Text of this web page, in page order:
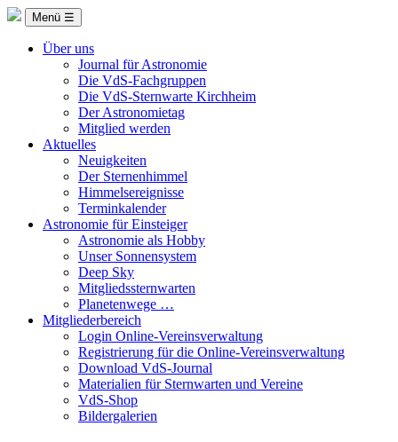
Menü ☰
Über uns
Journal für Astronomie
Die VdS-Fachgruppen
Die VdS-Sternwarte Kirchheim
Der Astronomietag
Mitglied werden
Aktuelles
Neuigkeiten
Der Sternenhimmel
Himmelsereignisse
Terminkalender
Astronomie für Einsteiger
Astronomie als Hobby
Unser Sonnensystem
Deep Sky
Mitgliedssternwarten
Planetenwege …
Mitgliederbereich
Login Online-Vereinsverwaltung
Registrierung für die Online-Vereinsverwaltung
Download VdS-Journal
Materialien für Sternwarten und Vereine
VdS-Shop
Bildergalerien